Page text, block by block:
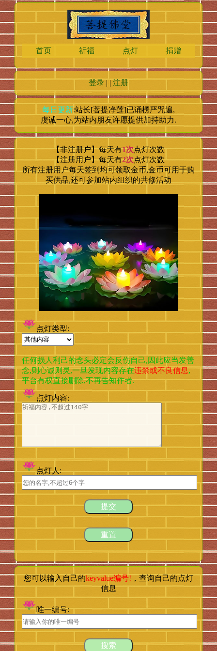
首页 祈福 点灯 捐赠
登录| |注册
每日更新:站长[菩提净莲]已诵楞严咒遍,
虔诚一心,为站内朋友许愿提供加持助力.
【非注册户】每天有1次点灯次数
【注册用户】每天有2次点灯次数
所有注册用户每天签到均可领取金币,金币可用于购
买供品,还可参加站内组织的共修活动
点灯类型:
任何损人利己的念头必定会反伤自己,因此应当发善
念,则心诚则灵,一旦发现内容存在违禁或不良信息,
平台有权直接删除,不再告知作者.
点灯内容:
点灯人:
提交
重置
您可以输入自己的keyvalue编号! ，查询自己的点灯
信息
唯一编号:
搜索